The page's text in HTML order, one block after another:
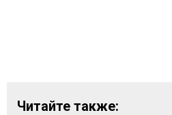
Читайте также: